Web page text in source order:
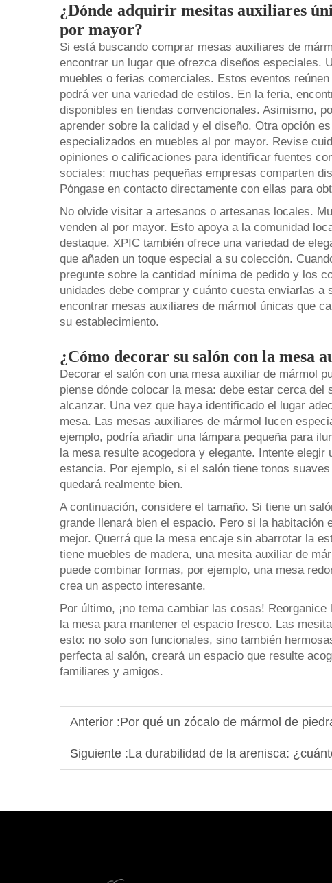
¿Dónde adquirir mesitas auxiliares
por mayor?
Si está buscando comprar mesas auxiliares de
encontrar un lugar que ofrezca diseños especiales.
muebles o ferias comerciales. Estos eventos
podrá ver una variedad de estilos. En la feria,
disponibles en tiendas convencionales. Asimismo,
aprender sobre la calidad y el diseño. Otra opción
especializados en muebles al por mayor. Revise
opiniones o calificaciones para identificar fuentes
sociales: muchas pequeñas empresas comparten
Póngase en contacto directamente con ellas para
No olvide visitar a artesanos o artesanas locales.
venden al por mayor. Esto apoya a la comunidad
destaque. XPIC también ofrece una variedad de
que añaden un toque especial a su colección.
pregunte sobre la cantidad mínima de pedido y los
unidades debe comprar y cuánto cuesta enviarlas
encontrar mesas auxiliares de mármol únicas que
su establecimiento.
¿Cómo decorar su salón con la mesa
Decorar el salón con una mesa auxiliar de mármol
piense dónde colocar la mesa: debe estar cerca
alcanzar. Una vez que haya identificado el lugar
mesa. Las mesas auxiliares de mármol lucen
ejemplo, podría añadir una lámpara pequeña para
la mesa resulte acogedora y elegante. Intente
estancia. Por ejemplo, si el salón tiene tonos
quedará realmente bien.
A continuación, considere el tamaño. Si tiene un
grande llenará bien el espacio. Pero si la habitación
mejor. Querrá que la mesa encaje sin abarrotar la
tiene muebles de madera, una mesita auxiliar de
puede combinar formas, por ejemplo, una mesa
crea un aspecto interesante.
Por último, ¡no tema cambiar las cosas!
la mesa para mantener el espacio fresco. Las
esto: no solo son funcionales, sino también
perfecta al salón, creará un espacio que resulte
familiares y amigos.
Anterior :Por qué un zócalo de mármol de piedra
Siguiente :La durabilidad de la arenisca: